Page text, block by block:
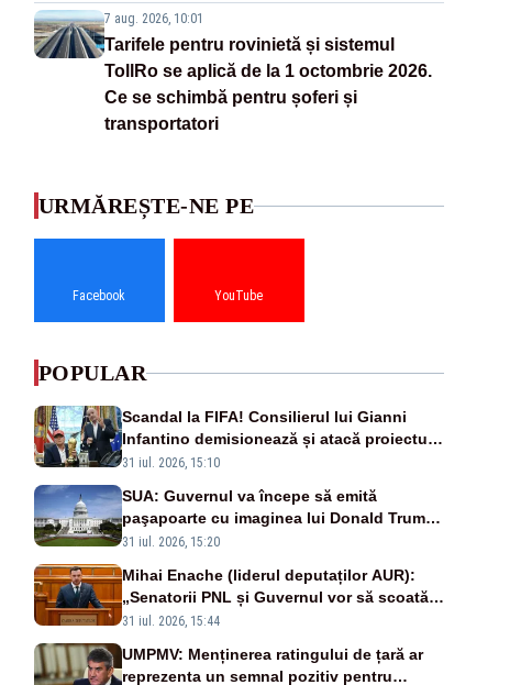
7 aug. 2026, 10:01
Tarifele pentru rovinietă și sistemul
TollRo se aplică de la 1 octombrie 2026.
Ce se schimbă pentru șoferi și
transportatori
URMĂREȘTE-NE PE
Facebook YouTube
POPULAR
Scandal la FIFA! Consilierul lui Gianni
Infantino demisionează și atacă proiectul
privind investitorii străini
31 iul. 2026, 15:10
SUA: Guvernul va începe să emită
paşapoarte cu imaginea lui Donald Trump
începând cu 8 august
31 iul. 2026, 15:20
Mihai Enache (liderul deputaților AUR):
„Senatorii PNL și Guvernul vor să scoată
la vânzare bunuri publice pentru a stinge
31 iul. 2026, 15:44
UMPMV: Menținerea ratingului de țară ar
reprezenta un semnal pozitiv pentru